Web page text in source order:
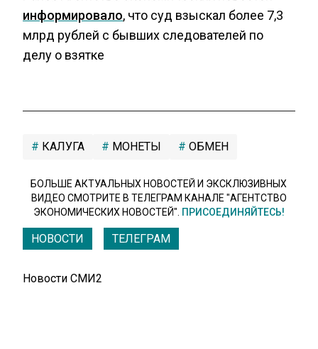
информировало, что суд взыскал более 7,3
млрд рублей с бывших следователей по
делу о взятке
КАЛУГА МОНЕТЫ ОБМЕН
БОЛЬШЕ АКТУАЛЬНЫХ НОВОСТЕЙ И ЭКСКЛЮЗИВНЫХ
ВИДЕО СМОТРИТЕ В ТЕЛЕГРАМ КАНАЛЕ "АГЕНТСТВО
ЭКОНОМИЧЕСКИХ НОВОСТЕЙ". ПРИСОЕДИНЯЙТЕСЬ!
НОВОСТИ ТЕЛЕГРАМ
Новости СМИ2